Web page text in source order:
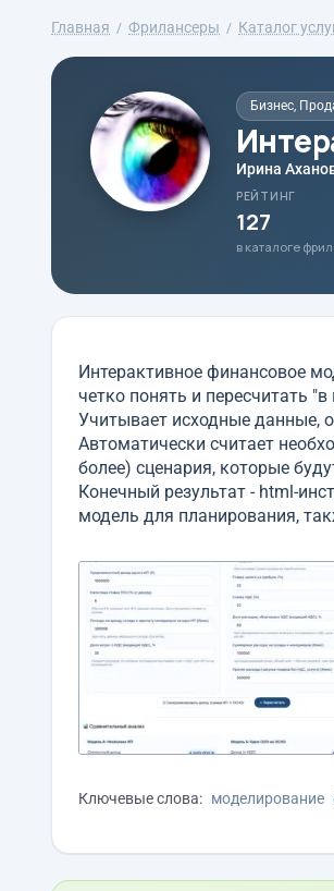
Главная Фрилансеры Каталог
Бизнес,
Ирина
РЕЙТИНГ
127
в каталоге
Интерактивное финансовое
четко понять и пересчитать
Учитывает исходные данные,
Автоматически считает
более) сценария, которые
Конечный результат - html-
модель для планирования,
Ключевые слова: моделирование